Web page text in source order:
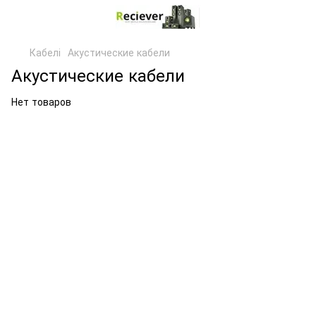
Кабелі Акустические кабели
Акустические кабели
Нет товаров